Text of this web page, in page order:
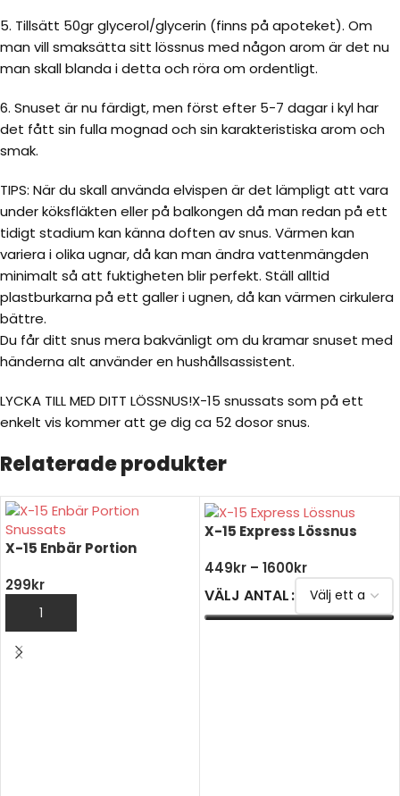
5. Tillsätt 50gr glycerol/glycerin (finns på apoteket). Om
man vill smaksätta sitt lössnus med någon arom är det nu
man skall blanda i detta och röra om ordentligt.
6. Snuset är nu färdigt, men först efter 5-7 dagar i kyl har
det fått sin fulla mognad och sin karakteristiska arom och
smak.
TIPS: När du skall använda elvispen är det lämpligt att vara
under köksfläkten eller på balkongen då man redan på ett
tidigt stadium kan känna doften av snus. Värmen kan
variera i olika ugnar, då kan man ändra vattenmängden
minimalt så att fuktigheten blir perfekt. Ställ alltid
plastburkarna på ett galler i ugnen, då kan värmen cirkulera
bättre.
Du får ditt snus mera bakvänligt om du kramar snuset med
händerna alt använder en hushållsassistent.
LYCKA TILL MED DITT LÖSSNUS!X-15 snussats som på ett
enkelt vis kommer att ge dig ca 52 dosor snus.
Relaterade produkter
X-15 Enbär Portion
299kr
LÄGG TILL I VARUKORG
X-15 Express Lössnus
449kr – 1600kr
VÄLJ ANTAL